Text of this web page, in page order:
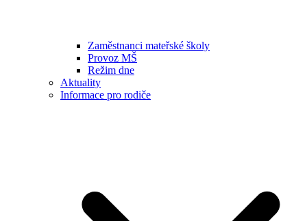
Zaměstnanci mateřské školy
Provoz MŠ
Režim dne
Aktuality
Informace pro rodiče